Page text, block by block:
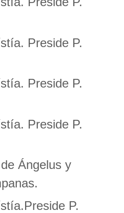
Preside P.
Preside P.
Preside P.
Ángelus y
P.